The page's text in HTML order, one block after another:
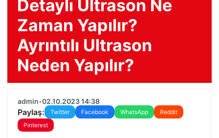
Detaylı Ultrason Ne
Zaman Yapılır?
Ayrıntılı Ultrason
Neden Yapılır?
admin•02.10.2023 14:38
Paylaş: Twitter Facebook WhatsApp
Reddit
Pinterest